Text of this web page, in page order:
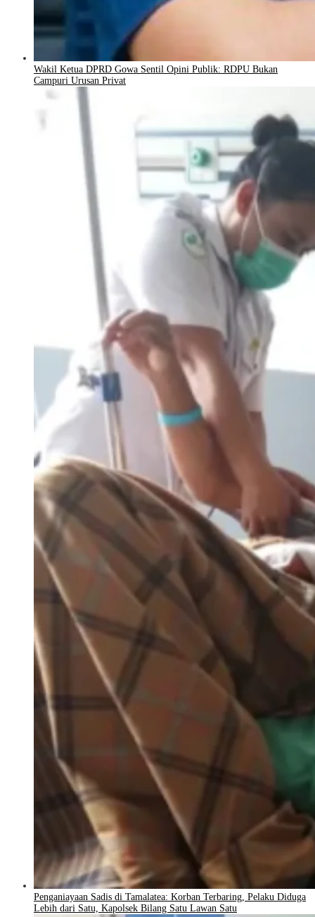
Wakil Ketua DPRD Gowa Sentil Opini Publik: RDPU Bukan
Campuri Urusan Privat
Penganiayaan Sadis di Tamalatea: Korban Terbaring, Pelaku Diduga
Lebih dari Satu, Kapolsek Bilang Satu Lawan Satu